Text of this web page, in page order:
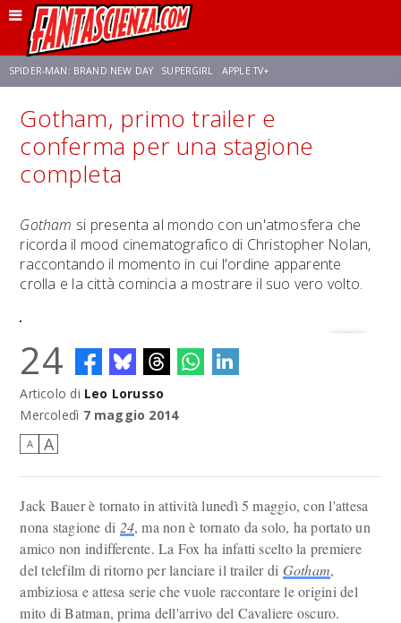
SPIDER-MAN: BRAND NEW DAY SUPERGIRL APPLE TV+
FRANCO RICCIARDIELLO ZENDAYA STAR TREK AVENGERS: DOOMSDAY
SADIE SINK
Gotham, primo trailer e
conferma per una stagione
completa
Gotham si presenta al mondo con un'atmosfera che
ricorda il mood cinematografico di Christopher Nolan,
raccontando il momento in cui l'ordine apparente
crolla e la città comincia a mostrare il suo vero volto.
24
Articolo di Leo Lorusso
Mercoledì 7 maggio 2014
A A
Jack Bauer è tornato in attività lunedì 5 maggio, con l'attesa
nona stagione di 24, ma non è tornato da solo, ha portato un
amico non indifferente. La Fox ha infatti scelto la premiere
del telefilm di ritorno per lanciare il trailer di Gotham,
ambiziosa e attesa serie che vuole raccontare le origini del
mito di Batman, prima dell'arrivo del Cavaliere oscuro.